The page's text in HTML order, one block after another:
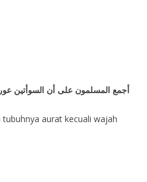
أجمع المسلمون على أن السوأتين عورة
aurat kecuali wajah